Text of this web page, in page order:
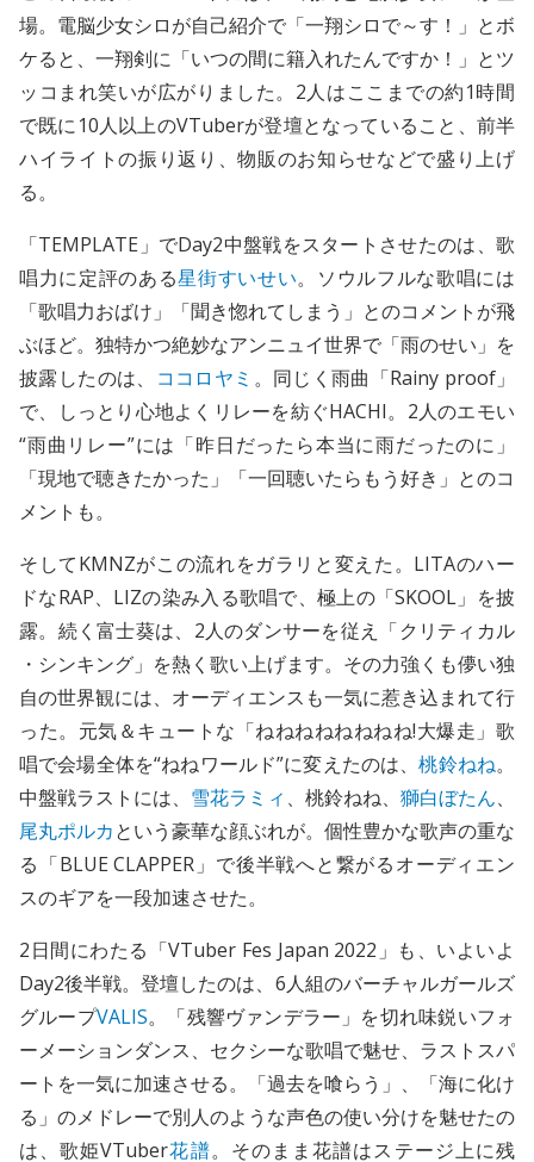
場。電脳少女シロが自己紹介で「一翔シロで～す！」とボ
ケると、一翔剣に「いつの間に籍入れたんですか！」とツ
ッコまれ笑いが広がりました。2人はここまでの約1時間
で既に10人以上のVTuberが登壇となっていること、前半
ハイライトの振り返り、物販のお知らせなどで盛り上げ
る。
「TEMPLATE」でDay2中盤戦をスタートさせたのは、歌
唱力に定評のある星街すいせい。ソウルフルな歌唱には
「歌唱力おばけ」「聞き惚れてしまう」とのコメントが飛
ぶほど。独特かつ絶妙なアンニュイ世界で「雨のせい」を
披露したのは、
ココロヤミ 。同じく雨曲「Rainy proof」
で、しっとり心地よくリレーを紡ぐHACHI。2人のエモい
“雨曲リレー”には「昨日だったら本当に雨だったのに」
「現地で聴きたかった」「一回聴いたらもう好き」とのコ
メントも。
そしてKMNZがこの流れをガラリと変えた。LITAのハー
ドなRAP、LIZの染み入る歌唱で、極上の「SKOOL」を披
露。続く富士葵は、2人のダンサーを従え「クリティカル
・シンキング」を熱く歌い上げます。その力強くも儚い独
自の世界観には、オーディエンスも一気に惹き込まれて行
った。元気＆キュートな「ねねねねねねねね!大爆走」歌
唱で会場全体を“ねねワールド”に変えたのは、桃鈴ねね。
中盤戦ラストには、 雪花ラミィ 、桃鈴ねね、 獅白ぼたん、
尾丸ポルカという豪華な顔ぶれが。個性豊かな歌声の重な
る「BLUE CLAPPER」で後半戦へと繋がるオーディエン
スのギアを一段加速させた。
2日間にわたる「VTuber Fes Japan 2022」も、いよいよ
Day2後半戦。登壇したのは、6人組のバーチャルガールズ
グループVALIS。「残響ヴァンデラー」を切れ味鋭いフォ
ーメーションダンス、セクシーな歌唱で魅せ、ラストスパ
ートを一気に加速させる。「過去を喰らう」、「海に化け
る」のメドレーで別人のような声色の使い分けを魅せたの
は、歌姫VTuber花譜。そのまま花譜はステージ上に残